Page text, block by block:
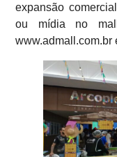
expansão
ou mídia no mall.
www.admall.com.br